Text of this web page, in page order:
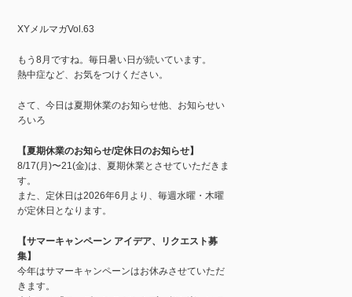
XYメルマガVol.63
もう8月ですね。毎日暑い日が続いています。
熱中症など、お気をつけください。
さて、今日は夏期休業のお知らせ他、お知らせい
ろいろ
【夏期休業のお知らせ/定休日のお知らせ】
8/17(月)〜21(金)は、夏期休業とさせていただきま
す。
また、定休日は2026年6月より、毎週水曜・木曜
が定休日となります。
【サマーキャンペーン アイデア、リクエスト募
集】
今年はサマーキャンペーンはお休みさせていただ
きます。